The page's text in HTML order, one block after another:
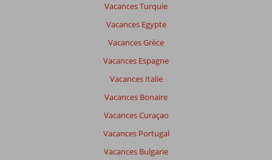
Vacances Turquie
Vacances Egypte
Vacances Grèce
Vacances Espagne
Vacances Italie
Vacances Bonaire
Vacances Curaçao
Vacances Portugal
Vacances Bulgarie